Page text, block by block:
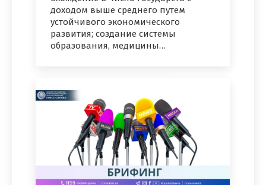
доходом выше среднего путем
устойчивого экономического
развития; создание системы
образования, медицины…